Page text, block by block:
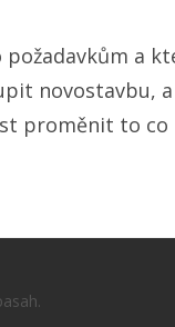
a
novostavbu,
proměnit to co
.